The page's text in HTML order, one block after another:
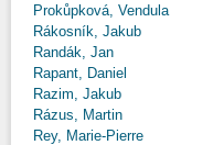
Prokůpková, Vendula
Rákosník, Jakub
Randák, Jan
Rapant, Daniel
Razim, Jakub
Rázus, Martin
Rey, Marie-Pierre